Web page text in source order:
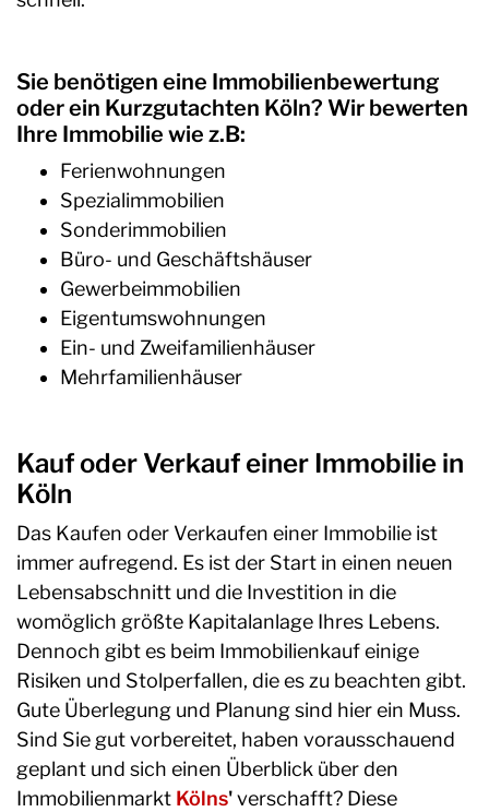
Sie benötigen eine Immobilienbewertung
oder ein Kurzgutachten Köln? Wir bewerten
Ihre Immobilie wie z.B:
Ferienwohnungen
Spezialimmobilien
Sonderimmobilien
Büro- und Geschäftshäuser
Gewerbeimmobilien
Eigentumswohnungen
Ein- und Zweifamilienhäuser
Mehrfamilienhäuser
Kauf oder Verkauf einer Immobilie in
Köln
Das Kaufen oder Verkaufen einer Immobilie ist
immer aufregend. Es ist der Start in einen neuen
Lebensabschnitt und die Investition in die
womöglich größte Kapitalanlage Ihres Lebens.
Dennoch gibt es beim Immobilienkauf einige
Risiken und Stolperfallen, die es zu beachten gibt.
Gute Überlegung und Planung sind hier ein Muss.
Sind Sie gut vorbereitet, haben vorausschauend
geplant und sich einen Überblick über den
Immobilienmarkt Kölns'verschafft? Diese